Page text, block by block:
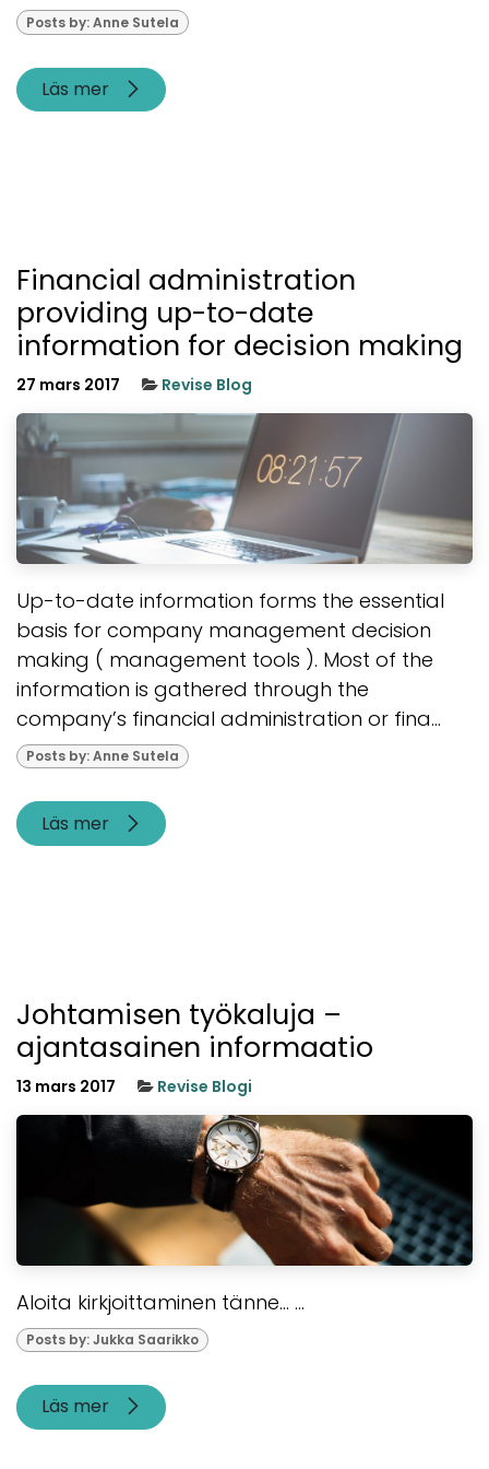
Posts by: Anne Sutela
Läs mer
Financial administration
providing up-to-date
information for decision making
27 mars 2017 Revise Blog
Up-to-date information forms the essential
basis for company management decision
making ( management tools ). Most of the
information is gathered through the
company’s financial administration or fina...
Posts by: Anne Sutela
Läs mer
Johtamisen työkaluja –
ajantasainen informaatio
13 mars 2017 Revise Blogi
Aloita kirkjoittaminen tänne... ...
Posts by: Jukka Saarikko
Läs mer